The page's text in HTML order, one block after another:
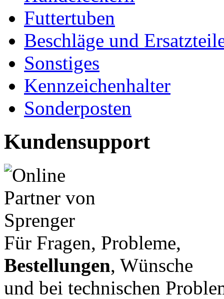
Futtertuben
Beschläge und
Sonstiges
Kennzeichenhalter
Sonderposten
Kundensupport
Für Fragen, Probleme,
Bestellungen, Wünsche
und bei technischen